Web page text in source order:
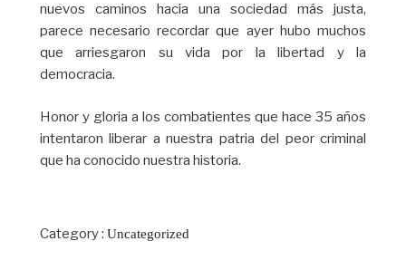
nuevos caminos hacia una sociedad más justa,
parece necesario recordar que ayer hubo muchos
que arriesgaron su vida por la libertad y la
democracia.
Honor y gloria a los combatientes que hace 35 años
intentaron liberar a nuestra patria del peor criminal
que ha conocido nuestra historia.
Category : Uncategorized